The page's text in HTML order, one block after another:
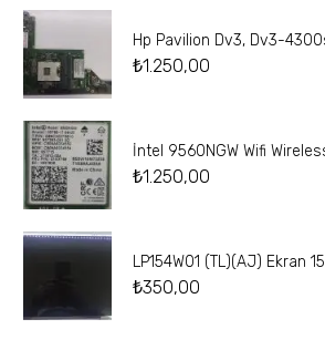
Hp Pavilion Dv3, Dv3-
₺1.250,00
İntel 9560NGW Wifi
₺1.250,00
LP154W01 (TL)(AJ) Ekran
₺350,00